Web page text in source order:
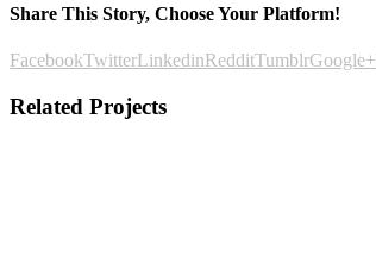
Share This Story, Choose Your Platform!
FacebookTwitterLinkedinRedditTumblrGoogle+
Related Projects